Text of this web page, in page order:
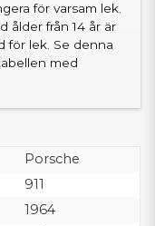
för varsam lek.
ålder från 14 år är
för lek. Se denna
med
Porsche
911
1964